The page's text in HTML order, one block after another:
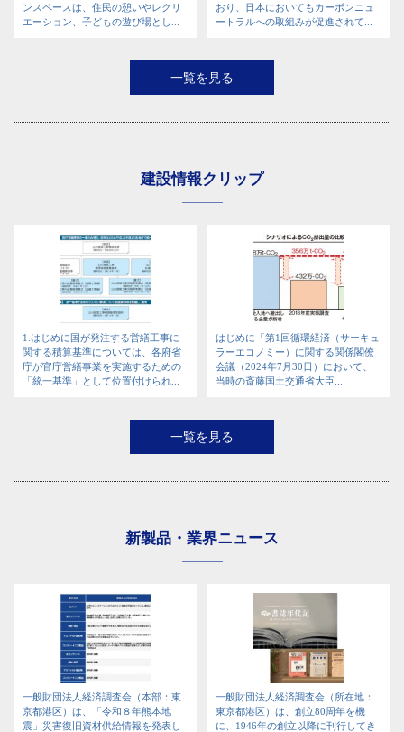
ンスペースは、住民の憩いやレクリ
エーション、子どもの遊び場とし...
おり、日本においてもカーボンニュ
ートラルへの取組みが促進されて...
一覧を見る
建設情報クリップ
1.はじめに国が発注する営繕工事に
関する積算基準については、各府省
庁が官庁営繕事業を実施するための
「統一基準」として位置付けられ...
はじめに「第1回循環経済（サーキュ
ラーエコノミー）に関する関係閣僚
会議（2024年7月30日）において、
当時の斎藤国土交通省大臣...
一覧を見る
新製品・業界ニュース
一般財団法人経済調査会（本部：東
京都港区）は、「令和８年熊本地
震」災害復旧資材供給情報を発表し
一般財団法人経済調査会（所在地：
東京都港区）は、創立80周年を機
に、1946年の創立以降に刊行してき